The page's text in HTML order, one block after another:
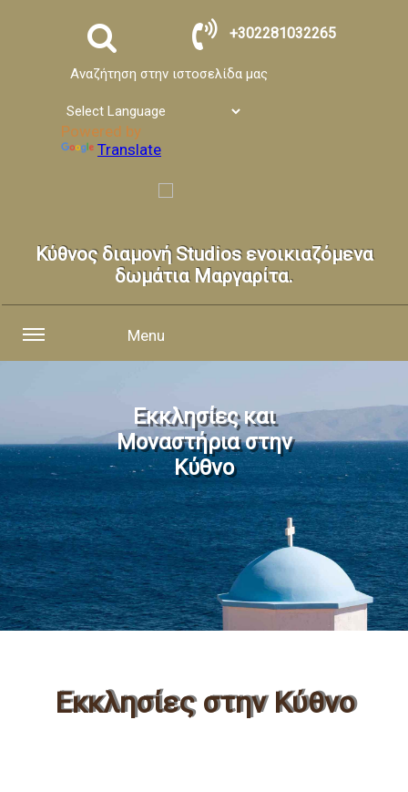
+302281032265
Αναζήτηση στην ιστοσελίδα μας
Powered by
Translate
Κύθνος διαμονή Studios ενοικιαζόμενα
δωμάτια Μαργαρίτα.
Menu
Εκκλησίες και
Μοναστήρια στην
Κύθνο
Εκκλησίες στην Κύθνο